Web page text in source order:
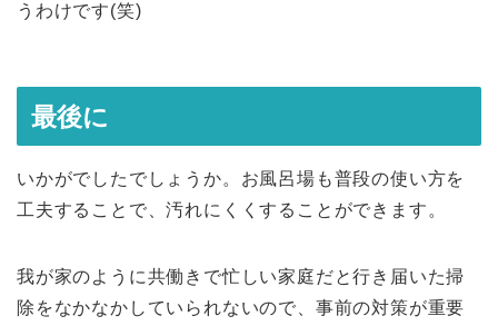
うわけです(笑)
最後に
いかがでしたでしょうか。お風呂場も普段の使い方を
工夫することで、汚れにくくすることができます。
我が家のように共働きで忙しい家庭だと行き届いた掃
除をなかなかしていられないので、事前の対策が重要